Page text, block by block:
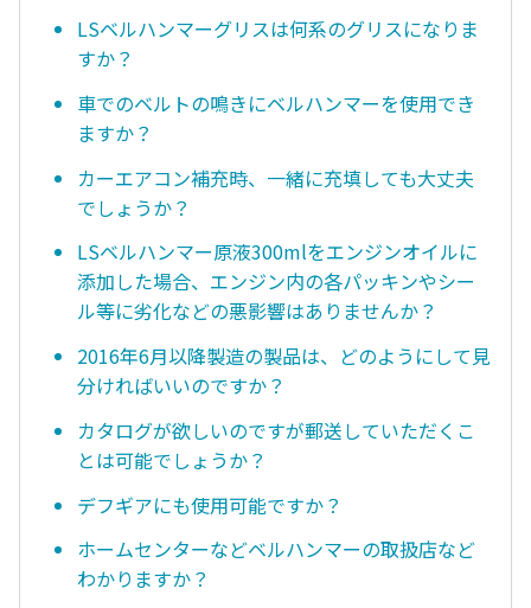
LSベルハンマーグリスは何系のグリスになりま
すか？
車でのベルトの鳴きにベルハンマーを使用でき
ますか？
カーエアコン補充時、一緒に充填しても大丈夫
でしょうか？
LSベルハンマー原液300mlをエンジンオイルに
添加した場合、エンジン内の各パッキンやシー
ル等に劣化などの悪影響はありませんか？
2016年6月以降製造の製品は、どのようにして見
分ければいいのですか？
カタログが欲しいのですが郵送していただくこ
とは可能でしょうか？
デフギアにも使用可能ですか？
ホームセンターなどベルハンマーの取扱店など
わかりますか？